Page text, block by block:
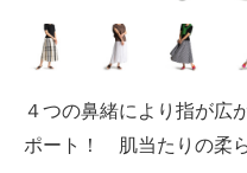
４つの鼻緒により指が広
ポート！ 肌当たりの柔